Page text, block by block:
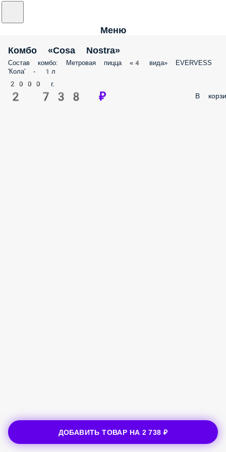
Меню
Комбо «Cosa Nostra»
Состав комбо: Метровая пицца «4 вида» EVERVESS
'Кола' - 1л
2000 г.
2 738 ₽ В
ДОБАВИТЬ ТОВАР НА 2 738 ₽